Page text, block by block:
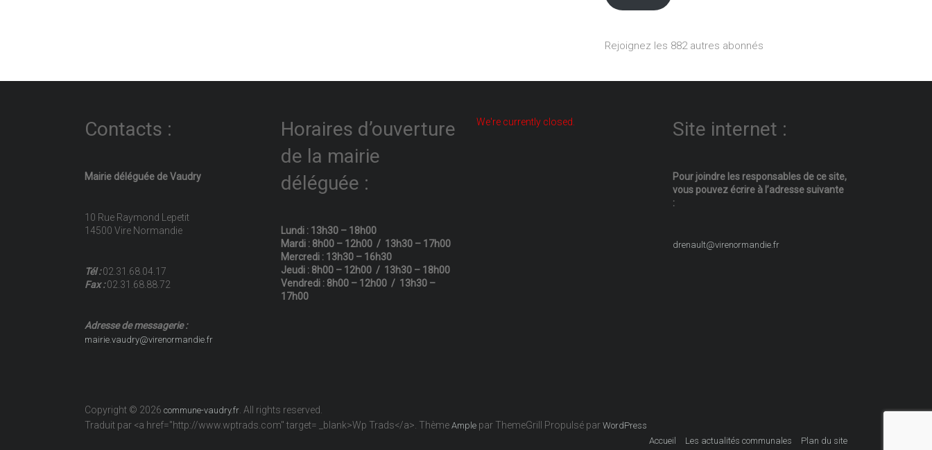
Rejoignez les 882 autres abonnés
Contacts :
Mairie déléguée de Vaudry
10 Rue Raymond Lepetit
14500 Vire Normandie
Tél :02.31.68.04.17
Fax :02.31.68.88.72
Adresse de messagerie :
mairie.vaudry@virenormandie.fr
Horaires d’ouverture
de la mairie
déléguée :
Lundi : 13h30 – 18h00
Mardi : 8h00 – 12h00 / 13h30 – 17h00
Mercredi : 13h30 – 16h30
Jeudi : 8h00 – 12h00 / 13h30 – 18h00
Vendredi : 8h00 – 12h00 / 13h30 –
17h00
We're currently closed. Site internet :
Pour joindre les responsables de ce site,
vous pouvez écrire à l’adresse suivante
:
drenault@virenormandie.fr
Copyright © 2026 commune-vaudry.fr . All rights reserved.
Traduit par <a href="http://www.wptrads.com" target= _blank>Wp Trads</a>. Thème Ample par ThemeGrill Propulsé par WordPress
Accueil
Les actualités communales Plan du site